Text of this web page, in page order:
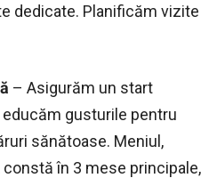
dedicate. Planificăm vizite
– Asigurăm un start
gusturile pentru
sănătoase. Meniul,
în 3 mese principale,